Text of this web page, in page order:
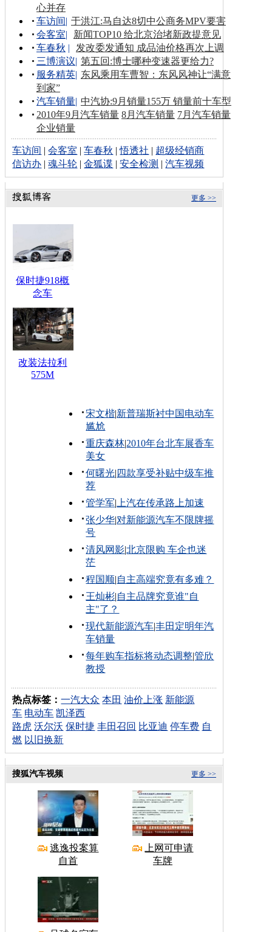
心并存
车访间| 于洪江:马自达8切中公商务MPV要害
会客室|
新闻TOP10 给北京治堵新政提意见
车春秋 |
发改委发通知 成品油价格再次上调
三博演议| 第五回:博士哪种变速器更给力?
服务精英| 东风乘用车曹智：东风风神让“满意
到家”
汽车销量| 中汽协:9月销量155万 销量前十车型
2010年9月汽车销量 8月汽车销量 7月汽车销量
企业销量
车访间 |会客室 |车春秋 |悟透社 | 超级经销商
信访办 |魂斗轮 |金狐谍 |安全检测 |汽车视频
更多 >>
保时捷918概
念车
改装法拉利
575M
宋文楷|新普瑞斯衬中国电动车
尴尬
重庆森林|2010年台北车展香车
美女
何曙光| 四款享受补贴中级车推
荐
管学军| 上汽在传承路上加速
张少华|对新能源汽车不限牌摇
号
清风网影|北京限购 车企也迷
茫
程国顺|自主高端究竟有多难？
王灿彬|自主品牌究竟谁"自
主"了？
现代新能源汽车|丰田定明年汽
车销量
每年购车指标将动态调整|管欣
教授
热点标签：一汽大众 本田 油价上涨 新能源
车 电动车 凯泽西
路虎 沃尔沃 保时捷 丰田召回 比亚迪 停车费 自
燃 以旧换新
更多 >>
搜狐汽车视频
逃逸投案算
自首
上网可申请
车牌